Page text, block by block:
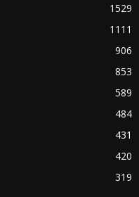
1529
1111
906
853
589
484
431
420
319